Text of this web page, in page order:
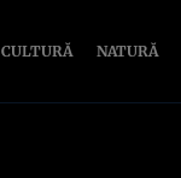
CULTURĂ NATURĂ